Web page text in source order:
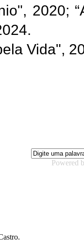
2020;
Vida",
Powered